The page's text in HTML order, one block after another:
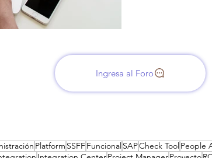
Ingresa al Foro
Platform SSFFFuncionalSAPCheck ToolPeople